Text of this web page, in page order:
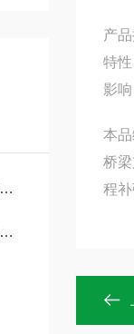
产
特
影
本
桥
程